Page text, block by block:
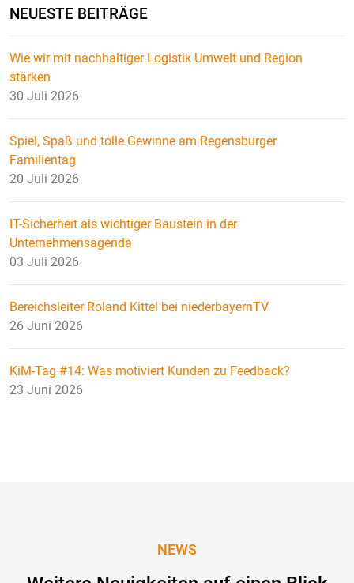
NEUESTE BEITRÄGE
Wie wir mit nachhaltiger Logistik Umwelt und Region
stärken
30 Juli 2026
Spiel, Spaß und tolle Gewinne am Regensburger
Familientag
20 Juli 2026
IT-Sicherheit als wichtiger Baustein in der
Unternehmensagenda
03 Juli 2026
Bereichsleiter Roland Kittel bei niederbayernTV
26 Juni 2026
KiM-Tag #14: Was motiviert Kunden zu Feedback?
23 Juni 2026
NEWS